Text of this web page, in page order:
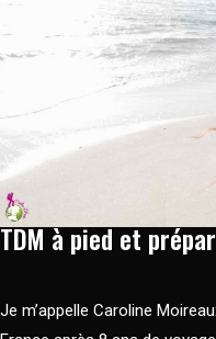
TDM à pied et
Je m’appelle Caroline